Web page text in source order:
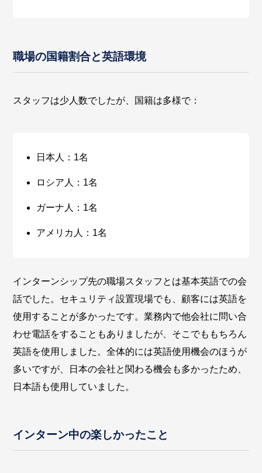
職場の国籍割合と英語環境
スタッフは少人数でしたが、国籍は多様で：
日本人：1名
ロシア人：1名
ガーナ人：1名
アメリカ人：1名
インターンシップ先の職場スタッフとは基本英語での会
話でした。セキュリティ設置現場でも、顧客には英語を
使用することが多かったです。業務内で他会社に問い合
わせ電話をすることもありましたが、そこでももちろん
英語を使用しました。全体的には英語使用機会のほうが
多いですが、日本の会社と関わる機会も多かったため、
日本語も使用していました。
インターン中の楽しかったこと